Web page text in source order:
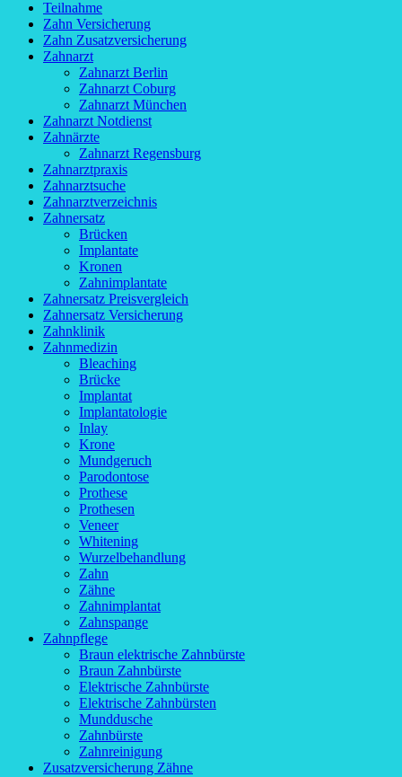
Teilnahme
Zahn Versicherung
Zahn Zusatzversicherung
Zahnarzt
Zahnarzt Berlin
Zahnarzt Coburg
Zahnarzt München
Zahnarzt Notdienst
Zahnärzte
Zahnarzt Regensburg
Zahnarztpraxis
Zahnarztsuche
Zahnarztverzeichnis
Zahnersatz
Brücken
Implantate
Kronen
Zahnimplantate
Zahnersatz Preisvergleich
Zahnersatz Versicherung
Zahnklinik
Zahnmedizin
Bleaching
Brücke
Implantat
Implantatologie
Inlay
Krone
Mundgeruch
Parodontose
Prothese
Prothesen
Veneer
Whitening
Wurzelbehandlung
Zahn
Zähne
Zahnimplantat
Zahnspange
Zahnpflege
Braun elektrische Zahnbürste
Braun Zahnbürste
Elektrische Zahnbürste
Elektrische Zahnbürsten
Munddusche
Zahnbürste
Zahnreinigung
Zusatzversicherung Zähne